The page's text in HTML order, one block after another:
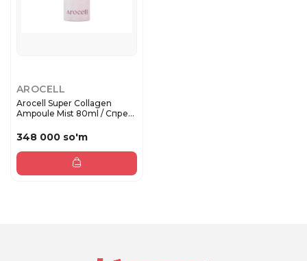
AROCELL
Arocell Super Collagen
Ampoule Mist 80ml / Спрей-
348 000 so'm